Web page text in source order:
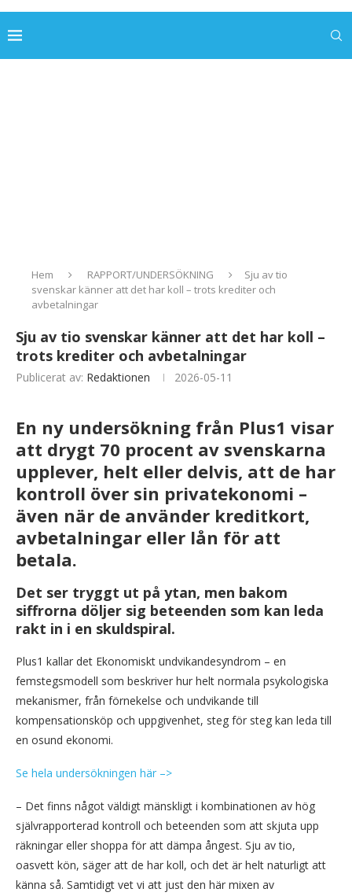
Hem RAPPORT/UNDERSÖKNING
Sju av tio
svenskar känner att det har koll – trots krediter och
avbetalningar
Sju av tio svenskar känner att det har koll –
trots krediter och avbetalningar
Publicerat av: Redaktionen 2026-05-11
En ny undersökning från Plus1 visar
att drygt 70 procent av svenskarna
upplever, helt eller delvis, att de har
kontroll över sin privatekonomi –
även när de använder kreditkort,
avbetalningar eller lån för att
betala.
Det ser tryggt ut på ytan, men bakom
siffrorna döljer sig beteenden som kan leda
rakt in i en skuldspiral.
Plus1 kallar det Ekonomiskt undvikandesyndrom – en
femstegsmodell som beskriver hur helt normala psykologiska
mekanismer, från förnekelse och undvikande till
kompensationsköp och uppgivenhet, steg för steg kan leda till
en osund ekonomi.
Se hela undersökningen här –>
– Det finns något väldigt mänskligt i kombinationen av hög
självrapporterad kontroll och beteenden som att skjuta upp
räkningar eller shoppa för att dämpa ångest. Sju av tio,
oasvett kön, säger att de har koll, och det är helt naturligt att
känna så. Samtidigt vet vi att just den här mixen av